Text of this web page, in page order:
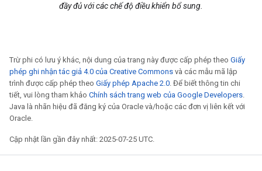
đầy đủ với các chế độ điều khiển bổ sung.
Trừ phi có lưu ý khác, nội dung của trang này được cấp phép theo Giấy
phép ghi nhận tác giả 4.0 của Creative Commons và các mẫu mã lập
trình được cấp phép theo Giấy phép Apache 2.0 . Để biết thông tin chi
tiết, vui lòng tham khảo Chính sách trang web của Google Developers
Java là nhãn hiệu đã đăng ký của Oracle và/hoặc các đơn vị liên kết với
Oracle.
Cập nhật lần gần đây nhất: 2025-07-25 UTC.